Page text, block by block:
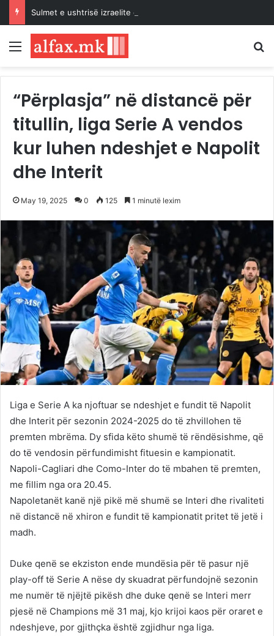
Menu
“Përplasja” në distancë për
titullin, liga Serie A vendos
kur luhen ndeshjet e Napolit
dhe Interit
May 19, 2025 0 125 1 minutë lexim
Liga e Serie A ka njoftuar se ndeshjet e fundit të Napolit
dhe Interit për sezonin 2024-2025 do të zhvillohen të
premten mbrëma. Dy sfida këto shumë të rëndësishme, që
do të vendosin përfundimisht fituesin e kampionatit.
Napoli-Cagliari dhe Como-Inter do të mbahen të premten,
me fillim nga ora 20.45.
Napoletanët kanë një pikë më shumë se Interi dhe rivaliteti
në distancë në xhiron e fundit të kampionatit pritet të jetë i
madh.
Duke qenë se ekziston ende mundësia për të pasur një
play-off të Serie A nëse dy skuadrat përfundojnë sezonin
me numër të njëjtë pikësh dhe duke qenë se Interi merr
pjesë në Champions më 31 maj, kjo krijoi kaos për oraret e
ndeshjeve, por gjithçka është zgjidhur nga liga.